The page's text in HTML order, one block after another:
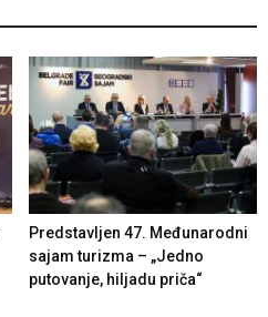
Predstavljen 47. Međunarodni
sajam turizma – „Jedno
putovanje, hiljadu priča“